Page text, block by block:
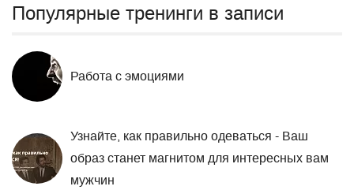
Популярные тренинги в записи
Работа с эмоциями
Узнайте, как правильно одеваться - Ваш
образ станет магнитом для интересных вам
мужчин